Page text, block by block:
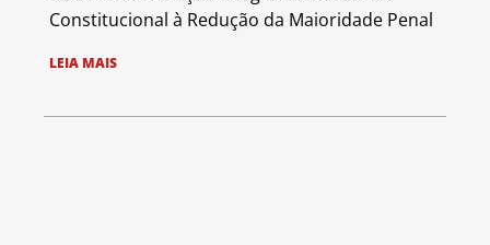
Constitucional à Redução da Maioridade Penal
LEIA MAIS